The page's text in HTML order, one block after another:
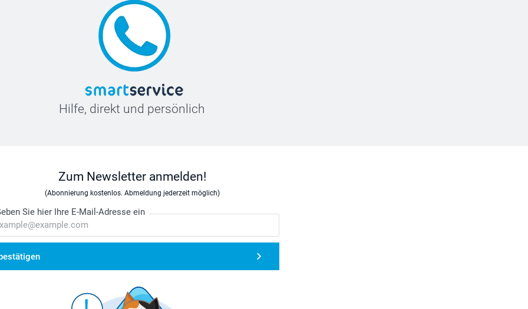
Hilfe, direkt und persönlich
Zum Newsletter anmelden!
(Abonnierung kostenlos. Abmeldung jederzeit möglich)
Sie hier Ihre E-Mail-Adresse ein